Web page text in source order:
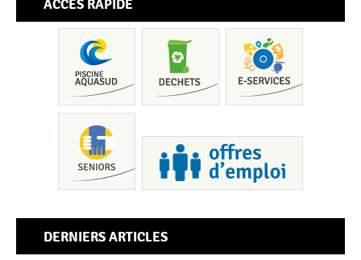
ACCÈS RAPIDE
DERNIERS ARTICLES